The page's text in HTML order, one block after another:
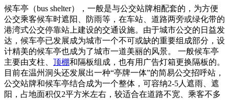
候车亭（bus shelter），一般是与公交站牌相配套的，为方便
公交乘客候车时遮阳、防雨等，在车站、道路两旁或绿化带的
港湾式公交停靠站上建设的交通设施。由于城市公交的日益发
达，候车亭已发展成为城市一个不可或缺的重要组成部分，设
计精美的候车亭也成为了城市一道美丽的风景。 一般候车亭
主要由支柱、 顶棚和隔板组成，也有用广告灯箱更换隔板的。
目前在温州洞头还发展出一种“亭牌一体”的简易公交招呼站，
公交站牌和候车亭结合成为一个整体，可容纳2-5人遮雨、遮
阳，占地面积仅2平方米左右，较适合在道路不宽、乘客不多